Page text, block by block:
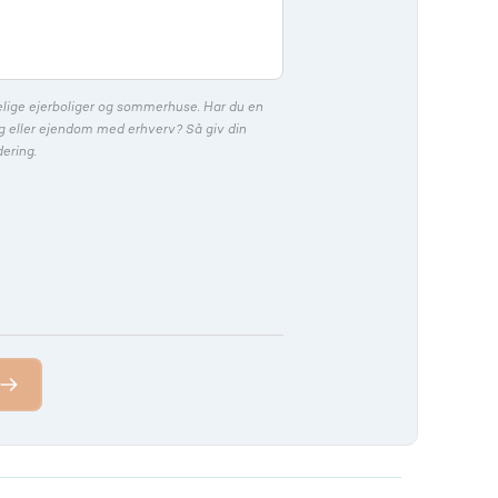
ejerboliger og sommerhuse. Har du en
eller ejendom med erhverv? Så giv din
Fritidshus